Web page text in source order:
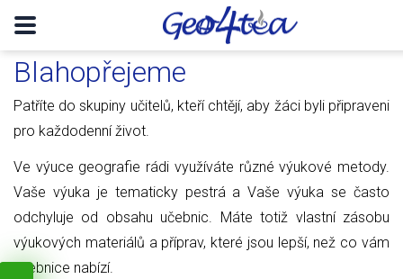
Blahopřejeme
Patříte do skupiny učitelů, kteří chtějí, aby žáci byli připraveni
pro každodenní život.
Ve výuce geografie rádi využíváte různé výukové metody.
Vaše výuka je tematicky pestrá a Vaše výuka se často
odchyluje od obsahu učebnic. Máte totiž vlastní zásobu
výukových materiálů a příprav, které jsou lepší, než co vám
učebnice nabízí.